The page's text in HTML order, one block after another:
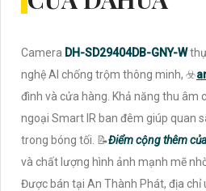
Camera DH-SD29404DB-GNY-W
nghệ AI chống trộm thông minh, ☣️
đình và cửa hàng. Khả năng thu âm
ngoại Smart IR ban đêm giúp quan
trong bóng tối. 📝Điểm cộng thêm
và chất lượng hình ảnh mạnh mẽ
Được bán tại An Thành Phát, địa chỉ